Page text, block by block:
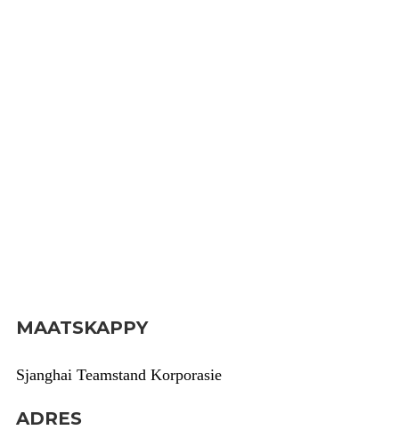
MAATSKAPPY
Sjanghai Teamstand Korporasie
ADRES